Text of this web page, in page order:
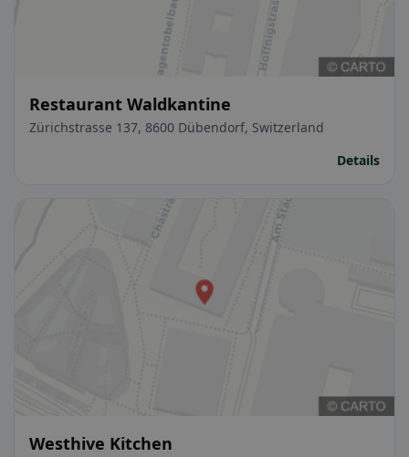
Restaurant Waldkantine
Zürichstrasse 137, 8600 Dübendorf, Switzerland
Details
Westhive Kitchen